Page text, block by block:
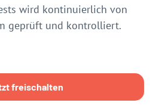
wird kontinuierlich von
geprüft und kontrolliert.
freischalten